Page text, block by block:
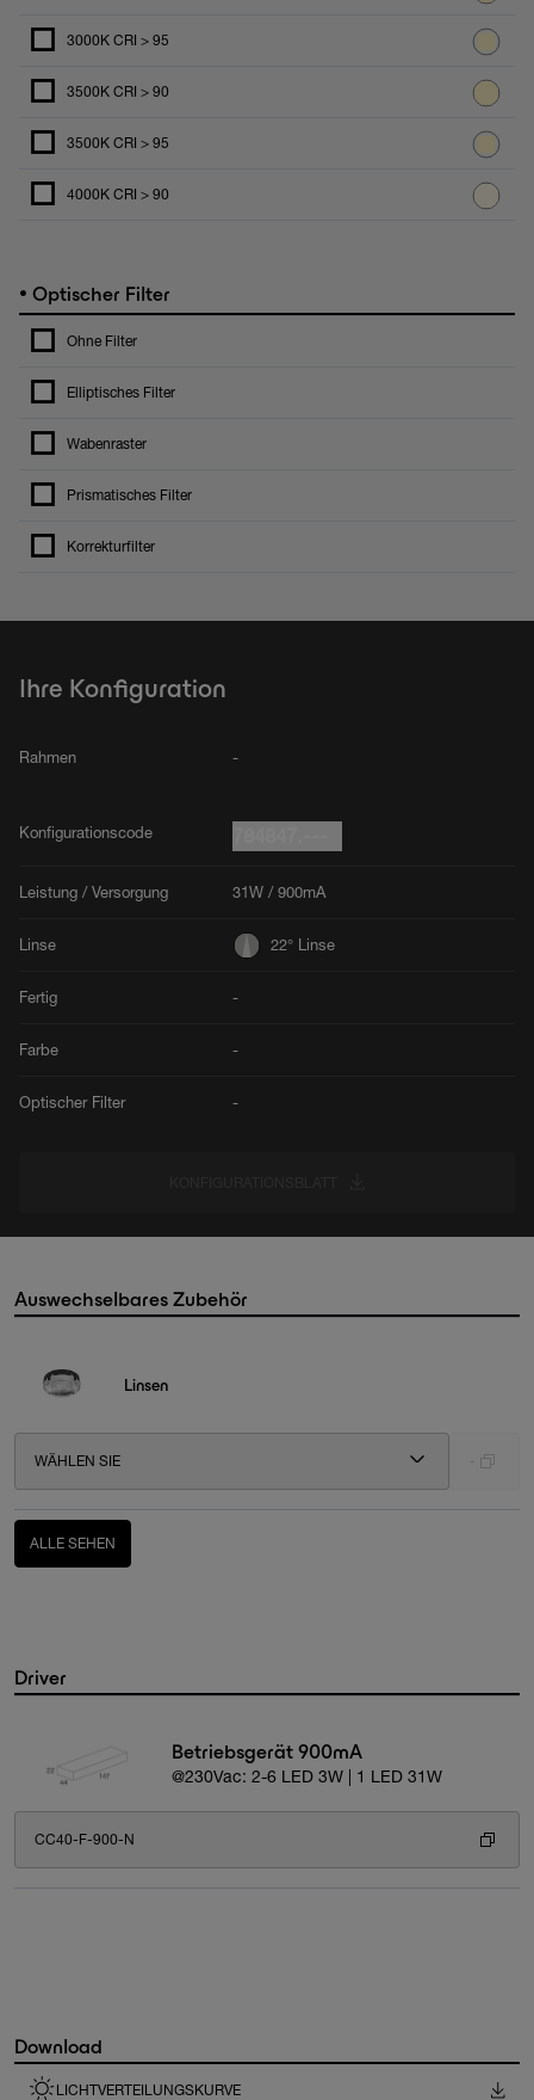
3000K CRI > 95
3500K CRI > 90
3500K CRI > 95
4000K CRI > 90
• Optischer Filter
Ohne Filter
Elliptisches Filter
Wabenraster
Prismatisches Filter
Korrekturfilter
Ihre Konfiguration
Rahmen -
Konfigurationscode
Leistung / Versorgung 31W / 900mA
Linse 22° Linse
Fertig -
Farbe -
Optischer Filter -
Auswechselbares Zubehör
Linsen
WÄHLEN SIE
ALLE SEHEN
Driver
Betriebsgerät 900mA
@230Vac: 2-6 LED 3W | 1 LED 31W
CC40-F-900-N
Download
LICHTVERTEILUNGSKURVE